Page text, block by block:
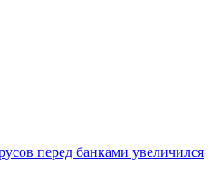
перед банками увеличился